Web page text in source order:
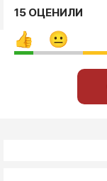
15 ОЦЕНИЛИ